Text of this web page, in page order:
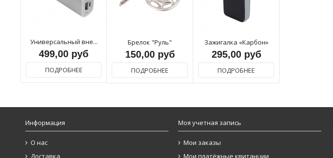
Универсальный вне...
499,00 руб
ПОДРОБНЕЕ
Брелок "Руль"
150,00 руб
ПОДРОБНЕЕ
Зажигалка «Карбон»
295,00 руб
ПОДРОБНЕЕ
Информация
О нас
Доставка
Моя учетная запись
Мои заказы
Мои платёжные квитанции